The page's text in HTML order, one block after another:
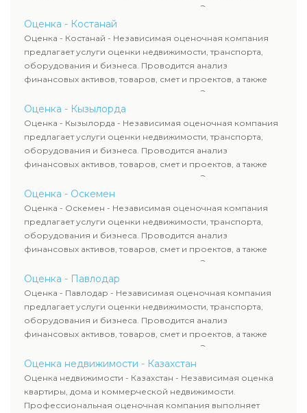
оценка животных и недропользования. Эксперты
определяют рыночную стоимость имущества и
рассчитывают ущерб. Все отчеты соответствуют
требованиям законодательства и используются для
сделок, кредитования и судебных процессов.
Оценка - Костанай
Оценка - Костанай - Независимая оценочная компания
предлагает услуги оценки недвижимости, транспорта,
оборудования и бизнеса. Проводится анализ
финансовых активов, товаров, смет и проектов, а также
оценка животных и недропользования. Эксперты
определяют рыночную стоимость имущества и
рассчитывают ущерб. Все отчеты соответствуют
требованиям законодательства и используются для
сделок, кредитования и судебных процессов.
Оценка - Кызылорда
Оценка - Кызылорда - Независимая оценочная компания
предлагает услуги оценки недвижимости, транспорта,
оборудования и бизнеса. Проводится анализ
финансовых активов, товаров, смет и проектов, а также
оценка животных и недропользования. Эксперты
определяют рыночную стоимость имущества и
рассчитывают ущерб. Все отчеты соответствуют
требованиям законодательства и используются для
сделок, кредитования и судебных процессов.
Оценка - Оскемен
Оценка - Оскемен - Независимая оценочная компания
предлагает услуги оценки недвижимости, транспорта,
оборудования и бизнеса. Проводится анализ
финансовых активов, товаров, смет и проектов, а также
оценка животных и недропользования. Эксперты
определяют рыночную стоимость имущества и
рассчитывают ущерб. Все отчеты соответствуют
требованиям законодательства и используются для
сделок, кредитования и судебных процессов.
Оценка - Павлодар
Оценка - Павлодар - Независимая оценочная компания
предлагает услуги оценки недвижимости, транспорта,
оборудования и бизнеса. Проводится анализ
финансовых активов, товаров, смет и проектов, а также
оценка животных и недропользования. Эксперты
определяют рыночную стоимость имущества и
рассчитывают ущерб. Все отчеты соответствуют
требованиям законодательства и используются для
сделок, кредитования и судебных процессов.
Оценка недвижимости - Казахстан
Оценка недвижимости - Казахстан - Независимая оценка
квартиры, дома и коммерческой недвижимости.
Профессиональная оценочная компания выполняет